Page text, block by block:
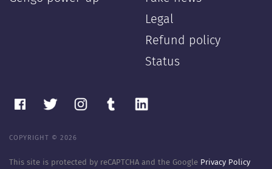
Legal
Refund policy
Status
COPYRIGHT © 2026
This site is protected by reCAPTCHA and the Google Privacy Policy